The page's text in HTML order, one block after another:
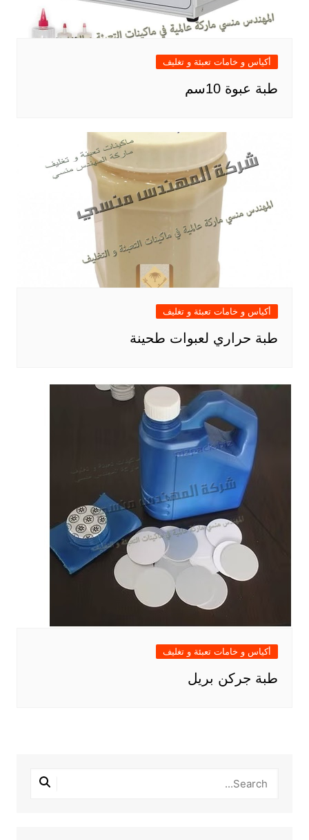
أكياس و خامات تعبئة و تغليف
طبة عبوة 10سم
أكياس و خامات تعبئة و تغليف
طبة حراري لعبوات طحينة
أكياس و خامات تعبئة و تغليف
طبة جركن بريل